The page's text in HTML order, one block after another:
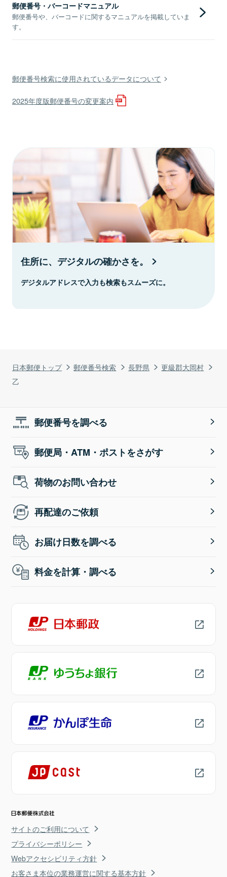
日本郵便トップ 郵便番号検索 長野県
更級郡大岡村
乙
郵便番号・バーコードマニュアル
郵便番号や、バーコードに関するマニュアルを掲載していま
す。
郵便番号検索に使用されているデータについて
2025年度版郵便番号の変更案内
住所に、デジタルの確かさを。
デジタルアドレスで入力も検索もスムーズに。
郵便番号を調べる
郵便局・ATM・ポストをさがす
荷物のお問い合わせ
再配達のご依頼
お届け日数を調べる
料金を計算・調べる
サイトのご利用について
プライバシーポリシー
Webアクセシビリティ方針
お客さま本位の業務運営に関する基本方針